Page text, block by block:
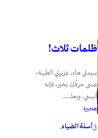
ظلمات ثلاث!
سيدتي هاء، عزيزتي الطيبة،
عسى حرفُكِ بخير، فإنه
أنيسي. وبعدُ.....
هجيرة
فيأسنة الضياء.